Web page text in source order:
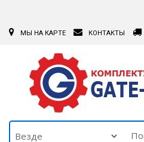
МЫ НА КАРТЕ КОНТАКТЫ